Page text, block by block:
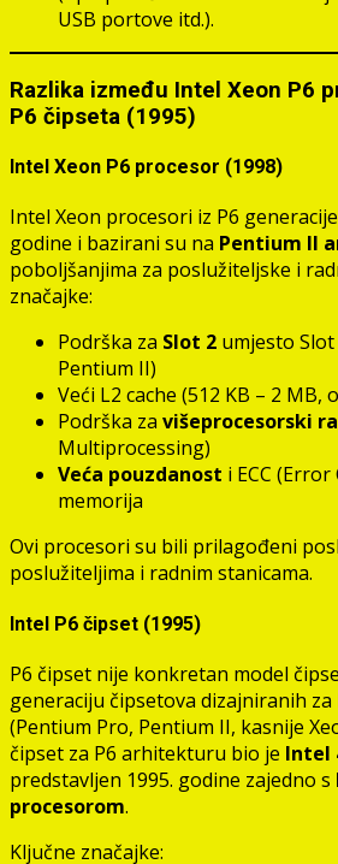
USB portove itd.).
Razlika između Intel Xeon P6
P6 čipseta (1995)
Intel Xeon P6 procesor (1998)
Intel Xeon procesori iz P6
godine i bazirani su na Pentium II
poboljšanjima za poslužiteljske i
značajke:
Podrška za Slot 2 umjesto
Pentium II)
Veći L2 cache (512 KB – 2 MB,
Podrška za višeprocesorski
Multiprocessing)
Veća pouzdanost i ECC
memorija
Ovi procesori su bili prilagođeni
poslužiteljima i radnim stanicama.
Intel P6 čipset (1995)
P6 čipset nije konkretan model
generaciju čipsetova dizajniranih
(Pentium Pro, Pentium II, kasnije
čipset za P6 arhitekturu bio je Intel
predstavljen 1995. godine zajedno s
procesorom.
Ključne značajke: